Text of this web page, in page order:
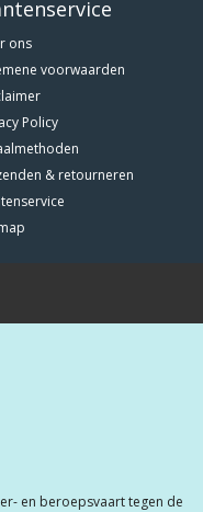
ons
voorwaarden
Policy
& retourneren
en beroepsvaart tegen de